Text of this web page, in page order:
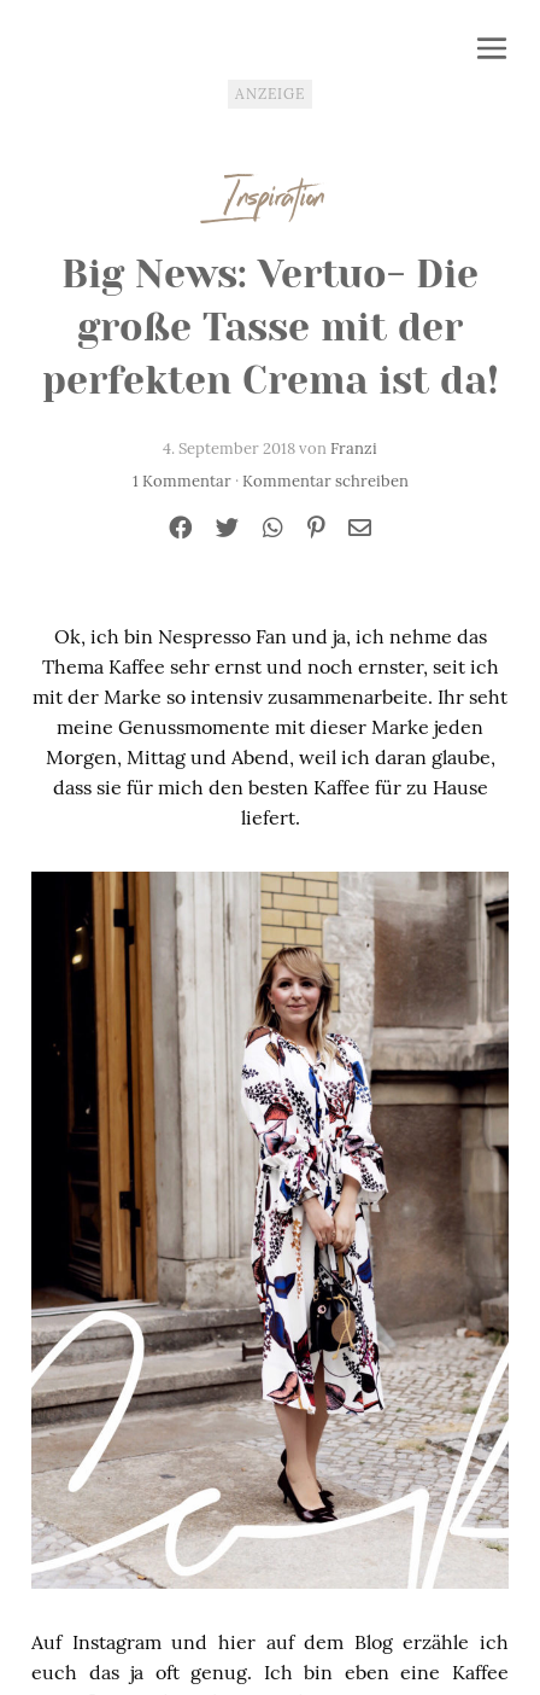
ANZEIGE
Inspiration
Big News: Vertuo- Die
große Tasse mit der
perfekten Crema ist da!
4. September 2018 vonFranzi
1 Kommentar· Kommentar schreiben
Ok, ich bin Nespresso Fan und ja, ich nehme das
Thema Kaffee sehr ernst und noch ernster, seit ich
mit der Marke so intensiv zusammenarbeite. Ihr seht
meine Genussmomente mit dieser Marke jeden
Morgen, Mittag und Abend, weil ich daran glaube,
dass sie für mich den besten Kaffee für zu Hause
liefert.
Auf Instagram und hier auf dem Blog erzähle ich
euch das ja oft genug. Ich bin eben eine Kaffee